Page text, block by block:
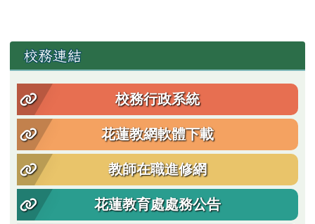
左邊區域內容
校務連結
校務行政系統
花蓮教網軟體下載
教師在職進修網
花蓮教育處處務公告